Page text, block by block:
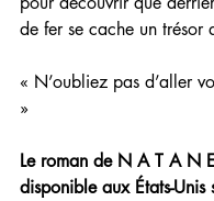
de fer se cache un trésor
« N’oubliez pas d’aller
»
Le roman de N A T A N
disponible aux États-Unis